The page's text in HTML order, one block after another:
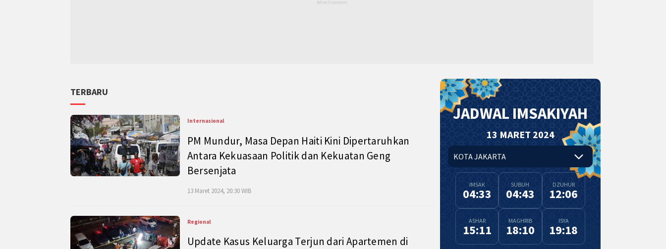
TERBARU
Internasional
PM Mundur, Masa Depan Haiti Kini Dipertaruhkan
Antara Kekuasaan Politik dan Kekuatan Geng
Bersenjata
13 Maret 2024, 20:30 WIB
Regional
Update Kasus Keluarga Terjun dari Apartemen di
JADWAL IMSAKIYAH
13 MARET 2024
IMSAK
04:33
SUBUH
04:43
DZUHUR
12:06
ASHAR
15:11
MAGHRIB
18:10
ISYA
19:18